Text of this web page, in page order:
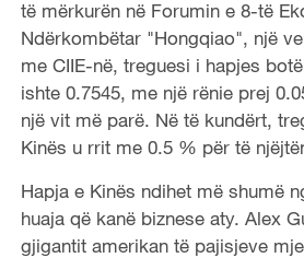
të mërkurën në Forumin e 8-të
Ndërkombëtar "Hongqiao", një
me CIIE-në, treguesi i hapjes
ishte 0.7545, me një rënie prej
një vit më parë. Në të kundërt,
Kinës u rrit me 0.5 % për të
Hapja e Kinës ndihet më shumë
huaja që kanë biznese aty. Alex
gjigantit amerikan të pajisjeve